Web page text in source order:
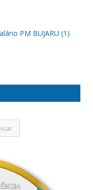
PM BUJARU (1)